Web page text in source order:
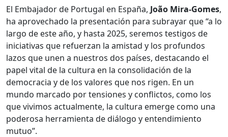
El Embajador de Portugal en España, João Mira-Gomes,
ha aprovechado la presentación para subrayar que “a lo
largo de este año, y hasta 2025, seremos testigos de
iniciativas que refuerzan la amistad y los profundos
lazos que unen a nuestros dos países, destacando el
papel vital de la cultura en la consolidación de la
democracia y de los valores que nos rigen. En un
mundo marcado por tensiones y conflictos, como los
que vivimos actualmente, la cultura emerge como una
poderosa herramienta de diálogo y entendimiento
mutuo”.